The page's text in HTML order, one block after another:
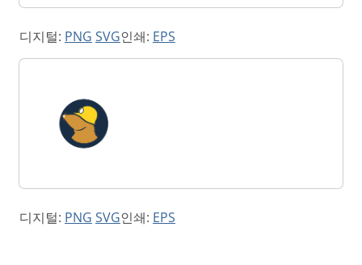
디지털: PNG SVG인쇄: EPS
디지털: PNG SVG인쇄: EPS